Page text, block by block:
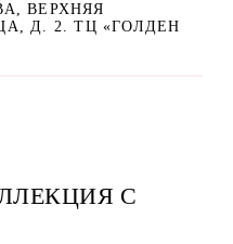
ВЕРХНЯЯ
Д. 2. ТЦ «ГОЛДЕН
С